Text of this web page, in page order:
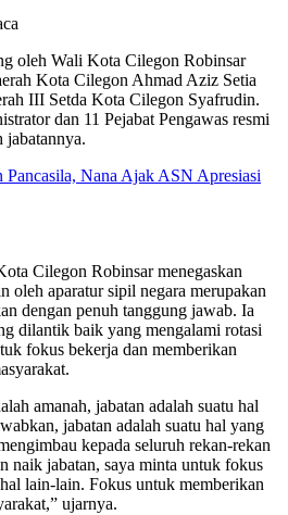
oleh Wali Kota Cilegon Robinsar
Kota Cilegon Ahmad Aziz Setia
III Setda Kota Cilegon Syafrudin.
dan 11 Pejabat Pengawas resmi
jabatannya.
Nana Ajak ASN Apresiasi
Cilegon Robinsar menegaskan
oleh aparatur sipil negara merupakan
dengan penuh tanggung jawab. Ia
dilantik baik yang mengalami rotasi
fokus bekerja dan memberikan
amanah, jabatan adalah suatu hal
jabatan adalah suatu hal yang
kepada seluruh rekan-rekan
naik jabatan, saya minta untuk fokus
lain-lain. Fokus untuk memberikan
ujarnya.